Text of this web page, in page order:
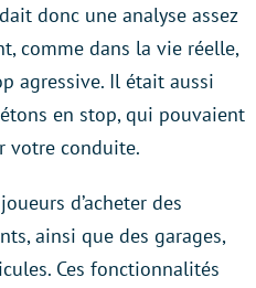
donc une analyse assez
comme dans la vie réelle,
agressive. Il était aussi
en stop, qui pouvaient
votre conduite.
d’acheter des
ainsi que des garages,
Ces fonctionnalités